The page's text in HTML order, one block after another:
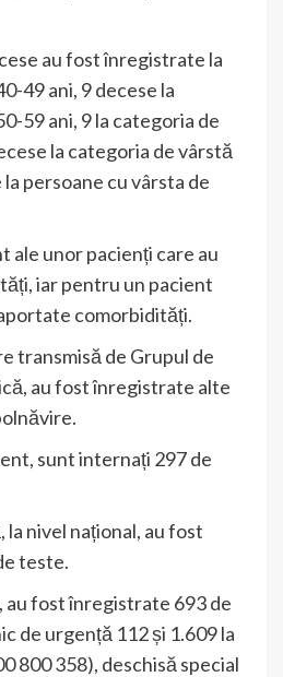
au fost înregistrate la
49 ani, 9 decese la
59 ani, 9 la categoria de
la categoria de vârstă
persoane cu vârsta de
ale unor pacienți care au
iar pentru un pacient
comorbidități.
transmisă de Grupul de
au fost înregistrate alte
sunt internați 297 de
la nivel național, au fost
teste.
au fost înregistrate 693 de
de urgență 112 și 1.609 la
800 358), deschisă special